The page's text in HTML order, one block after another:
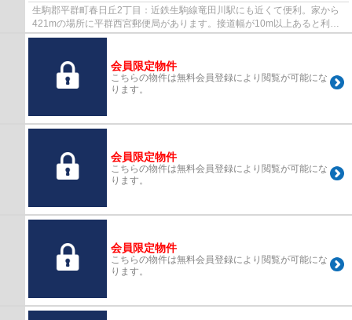
生駒郡平群町春日丘2丁目：近鉄生駒線竜田川駅にも近くて便利。家から
421mの場所に平群西宮郵便局があります。接道幅が10m以上あると利便
性が高いです。中古の戸建て物件のご紹介です...
会員限定物件
こちらの物件は無料会員登録により閲覧が可能にな
ります。
会員限定物件
こちらの物件は無料会員登録により閲覧が可能にな
ります。
会員限定物件
こちらの物件は無料会員登録により閲覧が可能にな
ります。